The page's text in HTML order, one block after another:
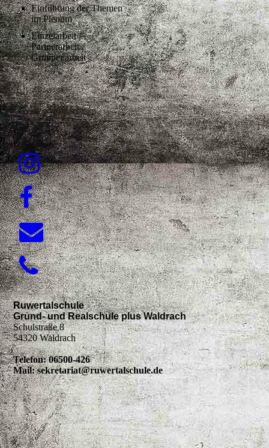
Einführung der Themen
im Plenum
Einzelarbeit /
Partnerarbeit /
Gruppenarbeit
Ruwertalschule
Grund- und Realschule plus Waldrach
Schulstraße 8
54320 Waldrach
Telefon: 06500-426
Mail: sekretariat@ruwertalschule.de